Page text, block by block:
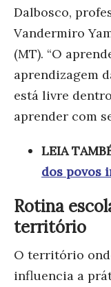
Dalbosco,
Vandermiro
(MT). “O
aprendizagem
está livre
aprender com
LEIA
dos povos
Rotina
território
O território
influencia a